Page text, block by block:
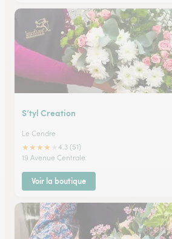
S’tyl Creation
Le Cendre
★★★★
4.3 (51)
19 Avenue Centrale
Voir la boutique